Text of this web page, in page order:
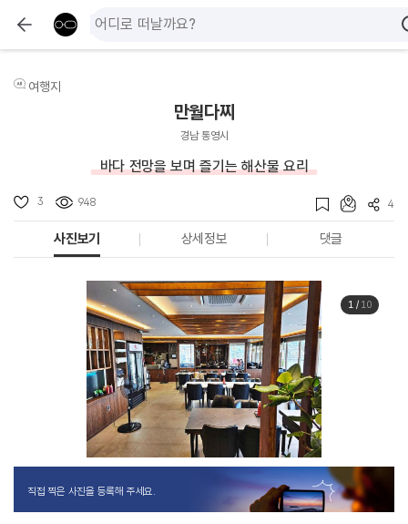
여행지
만월다찌
경남 통영시
바다 전망을 보며 즐기는 해산물 요리
3 948 4
사진보기 상세정보 댓글
1/ 10
직접 찍은 사진을 등록해 주세요.